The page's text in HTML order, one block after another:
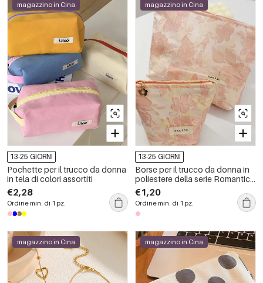
magazzino in Cina
13-25 GIORNI
Pochette per il trucco da donna
in tela di colori assortiti
€2,28
Ordine min. di 1 pz.
magazzino in Cina
13-25 GIORNI
Borse per il trucco da donna in
poliestere della serie Romantica
Sweet Flower
€1,20
Ordine min. di 1 pz.
magazzino in Cina magazzino in Cina